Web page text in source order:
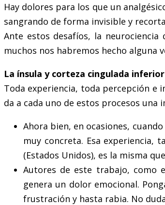
Hay dolores para los que un
sangrando de forma invisible y
Ante estos desafíos, la
muchos nos habremos hecho alguna
La ínsula y corteza cingulada inferior
Toda experiencia, toda percepción e
da a cada uno de estos procesos
Ahora bien, en ocasiones,
muy concreta. Esa experiencia,
(Estados Unidos), es la misma
Autores de este trabajo, como
genera un dolor emocional.
frustración y hasta rabia. No